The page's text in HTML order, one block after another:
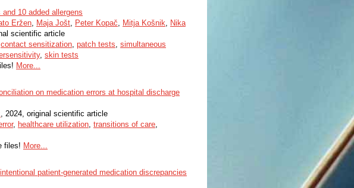
10 added allergens
Eržen, Maja Jošt, Peter Kopač, Mitja Košnik, Nika
scientific article
contact sensitization, patch tests, simultaneous
, skin tests
More...
on medication errors at hospital discharge
, 2024, original scientific article
, healthcare utilization, transitions of care,
files! More...
patient-generated medication discrepancies